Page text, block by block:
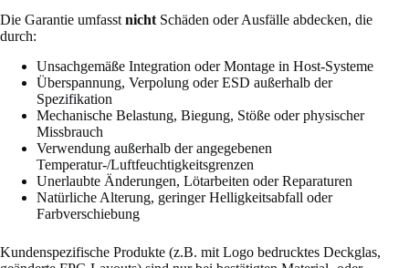
Die Garantie umfasst nicht Schäden oder Ausfälle abdecken, die
durch:
Unsachgemäße Integration oder Montage in Host-Systeme
Überspannung, Verpolung oder ESD außerhalb der
Spezifikation
Mechanische Belastung, Biegung, Stöße oder physischer
Missbrauch
Verwendung außerhalb der angegebenen
Temperatur-/Luftfeuchtigkeitsgrenzen
Unerlaubte Änderungen, Lötarbeiten oder Reparaturen
Natürliche Alterung, geringer Helligkeitsabfall oder
Farbverschiebung
Kundenspezifische Produkte (z.B. mit Logo bedrucktes Deckglas,